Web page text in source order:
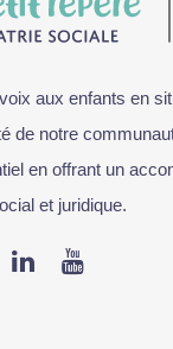
aux enfants en
de notre
en offrant un
et juridique.